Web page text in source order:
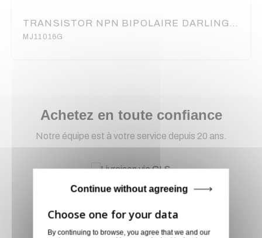
MJ11016G
Achetez en toute confiance
Notre équipe est à votre service depuis 20 ans.
Livraison via GLS
directement en magasin ou
faites vous livrer chez vous ou
By continuing to browse, you agree that we and our
Continue without agreeing